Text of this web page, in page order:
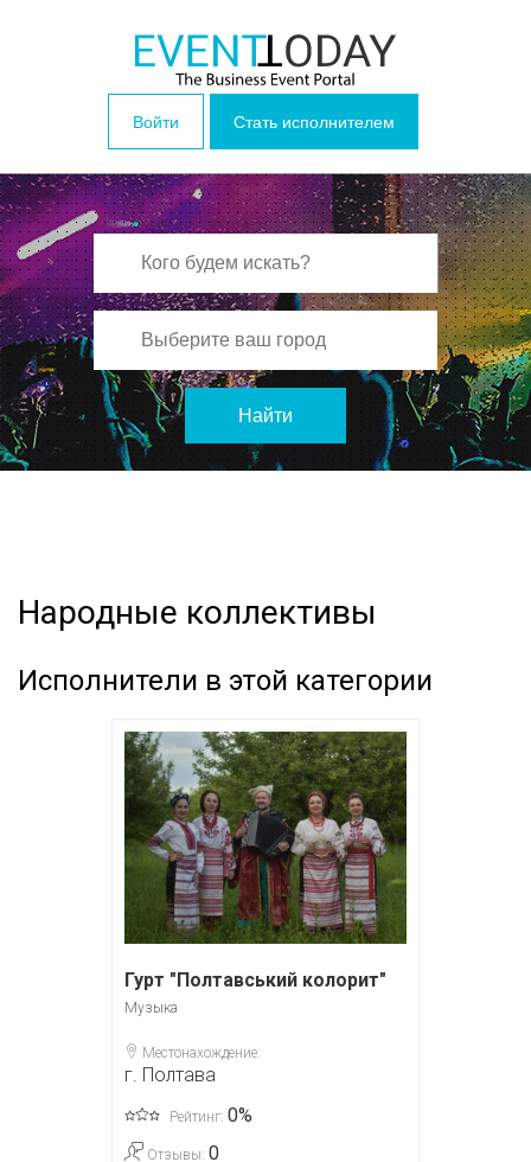
Войти Стать исполнителем
Найти
Народные коллективы
Исполнители в этой категории
Гурт "Полтавський колорит"
Музыка
Местонахождение:
г. Полтава
Рейтинг: 0%
Отзывы: 0